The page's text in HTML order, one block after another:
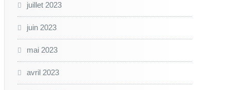
juillet 2023
juin 2023
mai 2023
avril 2023